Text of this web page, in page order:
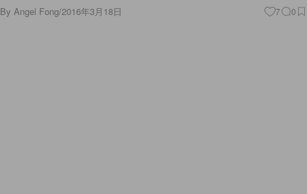
By Angel Fong/2016年3月18日 7 0